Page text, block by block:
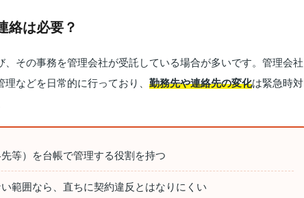
絡は必要？
その事務を管理会社が受託している場合が多いです。管理会社
などを日常的に行っており、 勤務先や連絡先の変化は緊急時対
等）を台帳で管理する役割を持つ
範囲なら、直ちに契約違反とはなりにくい